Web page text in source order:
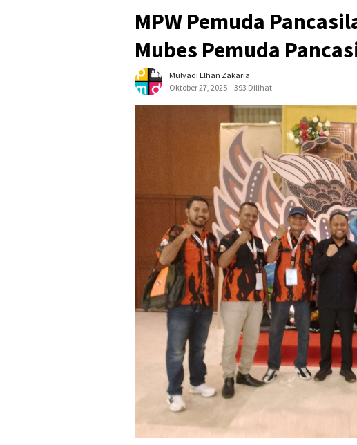
MPW Pemuda
Mubes Pemuda
Mulyadi Elhan Zakaria
Oktober 27, 2025
393 Dilihat